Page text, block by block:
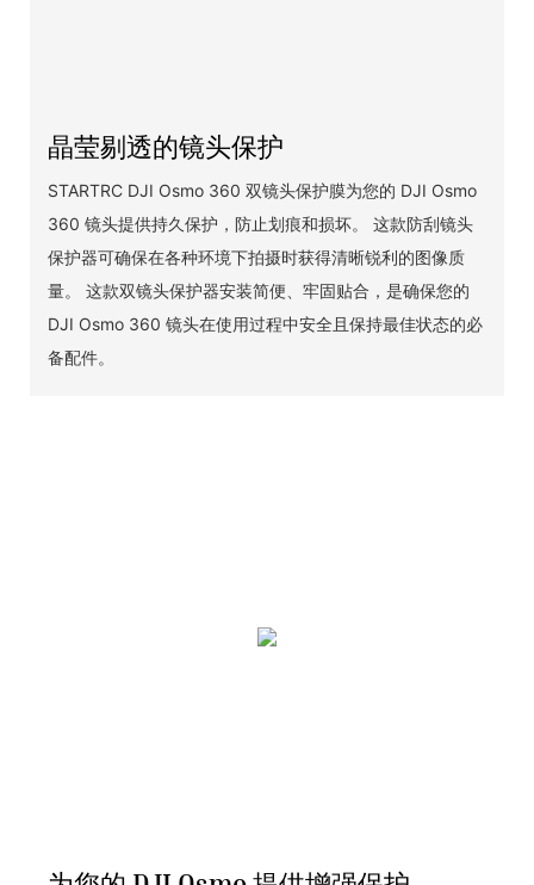
晶莹剔透的镜头保护
STARTRC DJI Osmo 360 双镜头保护膜为您的 DJI Osmo
360 镜头提供持久保护，防止划痕和损坏。 这款防刮镜头
保护器可确保在各种环境下拍摄时获得清晰锐利的图像质
量。 这款双镜头保护器安装简便、牢固贴合，是确保您的
DJI Osmo 360 镜头在使用过程中安全且保持最佳状态的必
备配件。